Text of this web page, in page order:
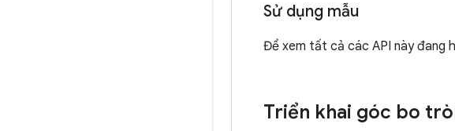
Sử dụng mẫu
Để xem tất cả các API này đang
Triển khai góc bo